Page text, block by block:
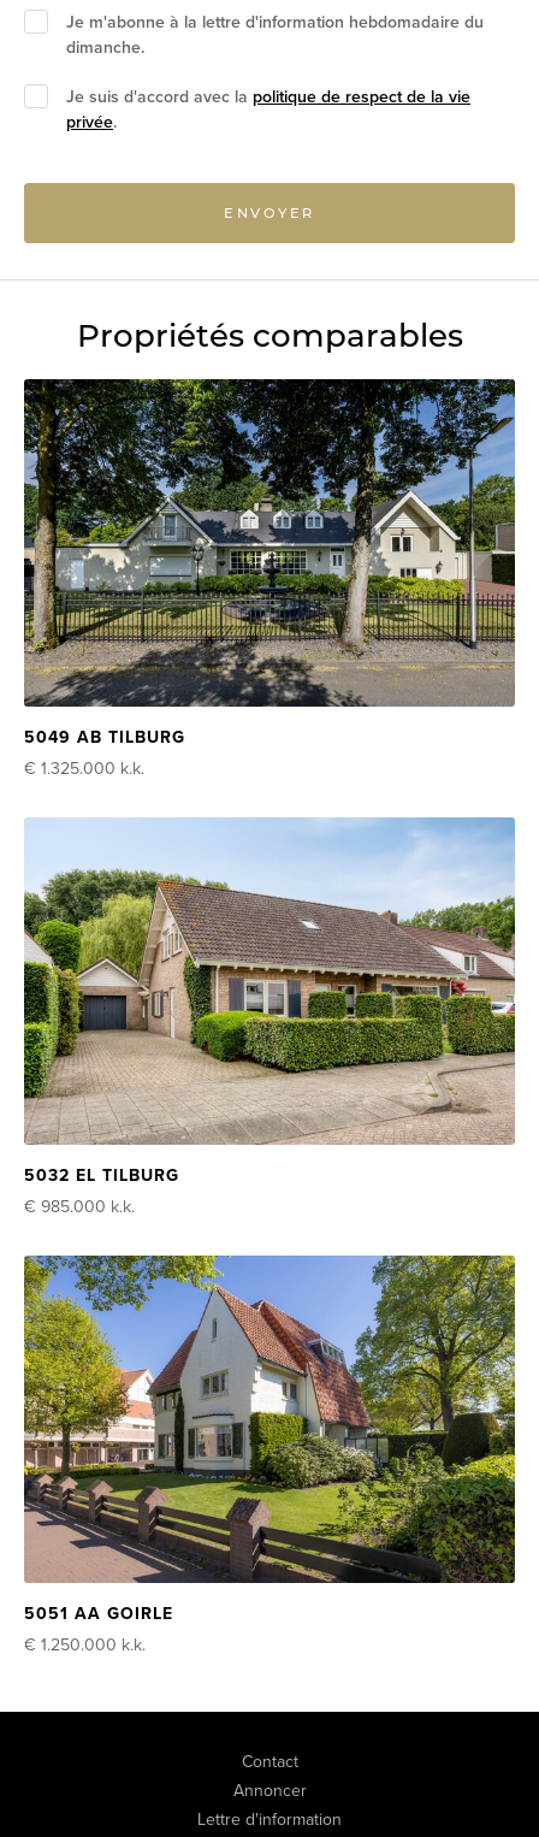
Je m'abonne à la lettre d'information hebdomadaire du
dimanche.
Je suis d'accord avec la politique de respect de la vie
privée.
ENVOYER
Propriétés comparables
5049 AB TILBURG
€ 1.325.000 k.k.
5032 EL TILBURG
€ 985.000 k.k.
5051 AA GOIRLE
€ 1.250.000 k.k.
Contact
Annoncer
Lettre d'information